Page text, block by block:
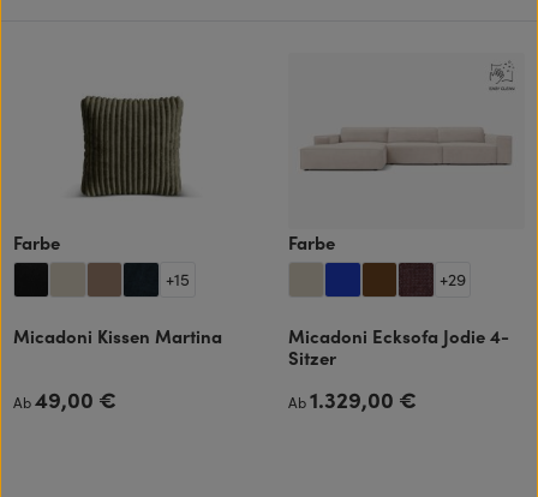
Farbeauswählen
+15
Micadoni Kissen Martina
Regulärer Preis:
Ab49,00 €
Farbeauswählen
+29
Micadoni Ecksofa Jodie 4-
Sitzer
Regulärer Preis:
Ab1.329,00 €